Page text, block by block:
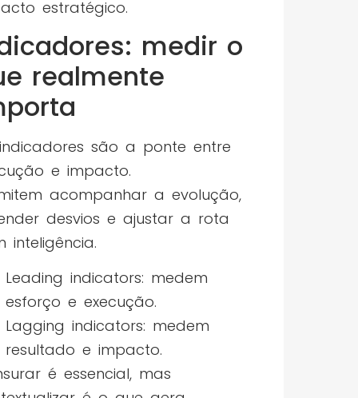
estratégico.
medir o
realmente
são a ponte entre
e impacto.
acompanhar a evolução,
desvios e ajustar a rota
inteligência.
Leading indicators: medem
esforço e execução.
Lagging indicators: medem
resultado e impacto.
é essencial, mas